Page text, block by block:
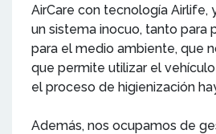
AirCare con tecnología Airlife,
un sistema inocuo, tanto para
para el medio ambiente, que
que permite utilizar el
el proceso de higienización
Además, nos ocupamos de